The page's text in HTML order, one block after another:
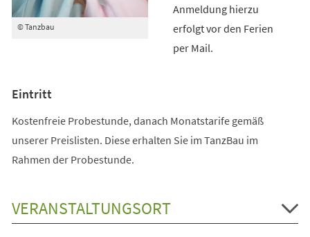
© Tanzbau
Anmeldung hierzu
erfolgt vor den Ferien
per Mail.
Eintritt
Kostenfreie Probestunde, danach Monatstarife gemäß
unserer Preislisten. Diese erhalten Sie im TanzBau im
Rahmen der Probestunde.
VERANSTALTUNGSORT